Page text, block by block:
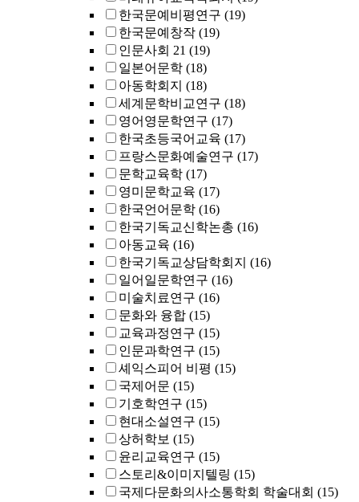
한국문예비평연구 (19)
한국문예창작 (19)
인문사회 21 (19)
일본어문학 (18)
아동학회지 (18)
세계문학비교연구 (18)
영어영문학연구 (17)
한국초등국어교육 (17)
프랑스문화예술연구 (17)
문학교육학 (17)
영미문학교육 (17)
한국언어문학 (16)
한국기독교신학논총 (16)
아동교육 (16)
한국기독교상담학회지 (16)
일어일문학연구 (16)
미술치료연구 (16)
문화와 융합 (15)
교육과정연구 (15)
인문과학연구 (15)
셰익스피어 비평 (15)
국제어문 (15)
기호학연구 (15)
현대소설연구 (15)
상허학보 (15)
윤리교육연구 (15)
스토리&이미지텔링 (15)
국제다문화의사소통학회 학술대회 (15)